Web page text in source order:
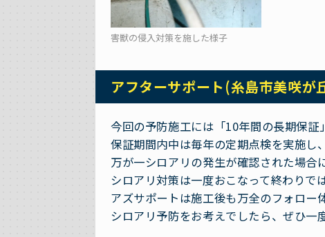
害獣の侵入対策を施した様子
アフターサポート(糸島市美咲が
今回の予防施工には「10年間の長期保証
保証期間内中は毎年の定期点検を実施し
万が一シロアリの発生が確認された場合
シロアリ対策は一度おこなって終わりで
アズサポートは施工後も万全のフォロー
シロアリ予防をお考えでしたら、ぜひ一